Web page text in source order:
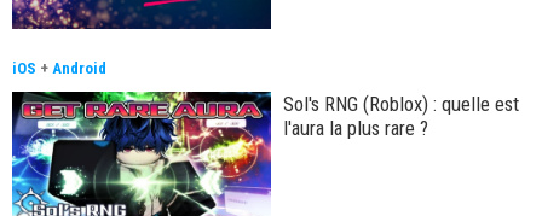
iOS + Android
Sol's RNG (Roblox) : quelle est
l'aura la plus rare ?